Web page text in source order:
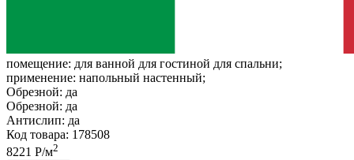
помещение: для ванной для гостиной для спальни;
применение: напольный настенный;
Обрезной: да
Обрезной: да
Антислип: да
Код товара: 178508
8221 Р/м2